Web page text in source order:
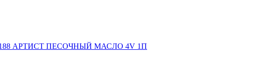
188 АРТИСТ ПЕСОЧНЫЙ МАСЛО 4V 1П